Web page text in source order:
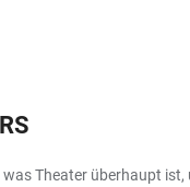
Theater überhaupt